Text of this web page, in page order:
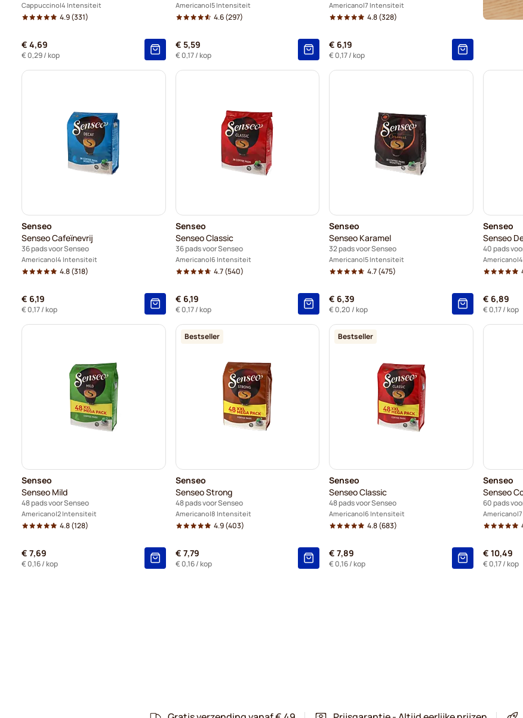
Cappuccino 4 Intensiteit
4.9(331)
€ 4,69
€ 0,29/ kop
Americano 5 Intensiteit
4.6(297)
€ 5,59
€ 0,17/ kop
Americano 7 Intensiteit
4.8(328)
€ 6,19
€ 0,17/ kop
Senseo
Senseo Cafeïnevrij
36 pads voor Senseo
Americano 4 Intensiteit
4.8(318)
€ 6,19
€ 0,17/ kop
Senseo
Senseo Classic
36 pads voor Senseo
Americano 6 Intensiteit
4.7(540)
€ 6,19
€ 0,17/ kop
Senseo
Senseo Karamel
32 pads voor Senseo
Americano 5 Intensiteit
4.7(475)
€ 6,39
€ 0,20 / kop
Senseo
Senseo
40 pads
Americano
€ 6,89
€ 0,17/ kop
Senseo
Senseo Mild
48 pads voor Senseo
Americano 2 Intensiteit
4.8(128)
€ 7,69
€ 0,16/ kop
Bestseller
Senseo
Senseo Strong
48 pads voor Senseo
Americano 8 Intensiteit
4.9(403)
€ 7,79
€ 0,16/ kop
Bestseller
Senseo
Senseo Classic
48 pads voor Senseo
Americano 6 Intensiteit
4.8(683)
€ 7,89
€ 0,16/ kop
Senseo
Senseo
60 pads
Americano
€ 10,49
€ 0,17/ kop